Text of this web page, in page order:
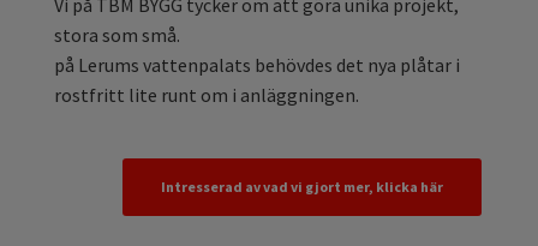
Vi på TBM BYGG tycker om att göra unika projekt,
stora som små.
på Lerums vattenpalats behövdes det nya plåtar i
rostfritt lite runt om i anläggningen.
Intresserad av vad vi gjort mer, klicka här